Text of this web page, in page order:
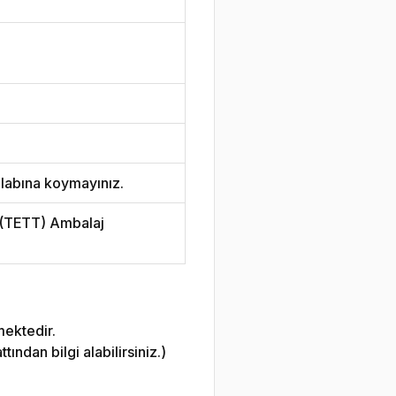
koymayınız.
Ambalaj
bilgi alabilirsiniz.)